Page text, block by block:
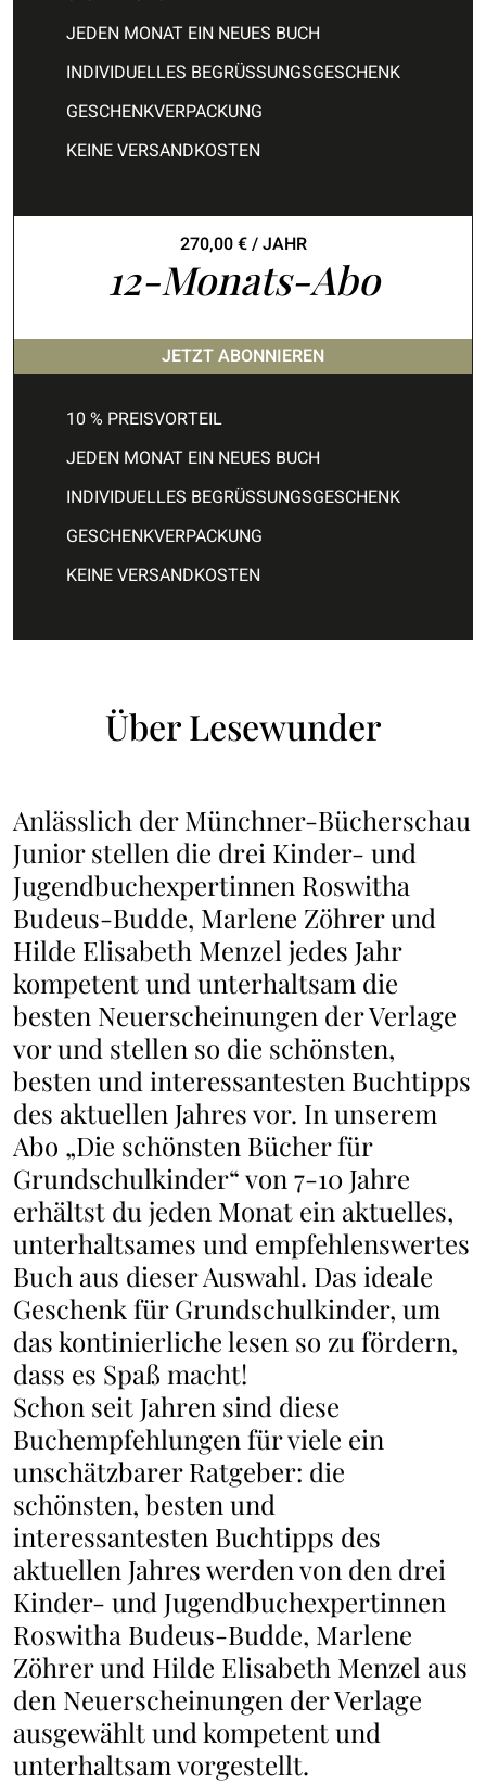
JEDEN MONAT EIN NEUES BUCH
INDIVIDUELLES BEGRÜSSUNGSGESCHENK
GESCHENKVERPACKUNG
KEINE VERSANDKOSTEN
270,00€/ JAHR
12-Monats-Abo
JETZT ABONNIEREN
10 % PREISVORTEIL
JEDEN MONAT EIN NEUES BUCH
INDIVIDUELLES BEGRÜSSUNGSGESCHENK
GESCHENKVERPACKUNG
KEINE VERSANDKOSTEN
Über Lesewunder
Anlässlich der Münchner-Bücherschau
Junior stellen die drei Kinder- und
Jugendbuchexpertinnen Roswitha
Budeus-Budde, Marlene Zöhrer und
Hilde Elisabeth Menzel jedes Jahr
kompetent und unterhaltsam die
besten Neuerscheinungen der Verlage
vor und stellen so die schönsten,
besten und interessantesten Buchtipps
des aktuellen Jahres vor. In unserem
Abo „Die schönsten Bücher für
Grundschulkinder“ von 7-10 Jahre
erhältst du jeden Monat ein aktuelles,
unterhaltsames und empfehlenswertes
Buch aus dieser Auswahl. Das ideale
Geschenk für Grundschulkinder, um
das kontinierliche lesen so zu fördern,
dass es Spaß macht!
Schon seit Jahren sind diese
Buchempfehlungen für viele ein
unschätzbarer Ratgeber: die
schönsten, besten und
interessantesten Buchtipps des
aktuellen Jahres werden von den drei
Kinder- und Jugendbuchexpertinnen
Roswitha Budeus-Budde, Marlene
Zöhrer und Hilde Elisabeth Menzel aus
den Neuerscheinungen der Verlage
ausgewählt und kompetent und
unterhaltsam vorgestellt.